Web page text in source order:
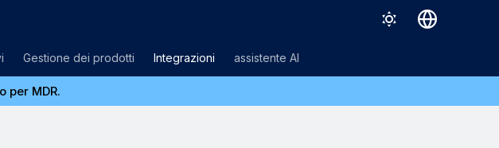
Gestione dei prodotti Integrazioni assistente AI
per MDR.